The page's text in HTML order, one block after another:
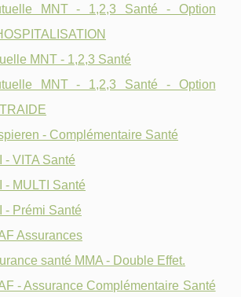
MNT - 1,2,3 Santé - Option
MNT - 1,2,3 Santé
MNT - 1,2,3 Santé - Option
- Complémentaire Santé
- VITA Santé
- MULTI Santé
- Prémi Santé
Assurances
santé MMA - Double Effet.
- Assurance Complémentaire Santé